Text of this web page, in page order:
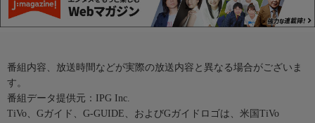
番組内容、放送時間などが実際の放送内容と異なる場合がございま
す。
番組データ提供元：IPG Inc.
TiVo、Gガイド、G-GUIDE、およびGガイドロゴは、米国TiVo